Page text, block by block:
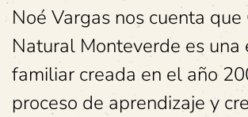
Noé Vargas nos cuenta que
Natural Monteverde es una
familiar creada en el año
proceso de aprendizaje y